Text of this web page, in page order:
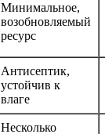
Минимальное,
возобновляемый
ресурс
Антисептик,
устойчив к
влаге
Несколько